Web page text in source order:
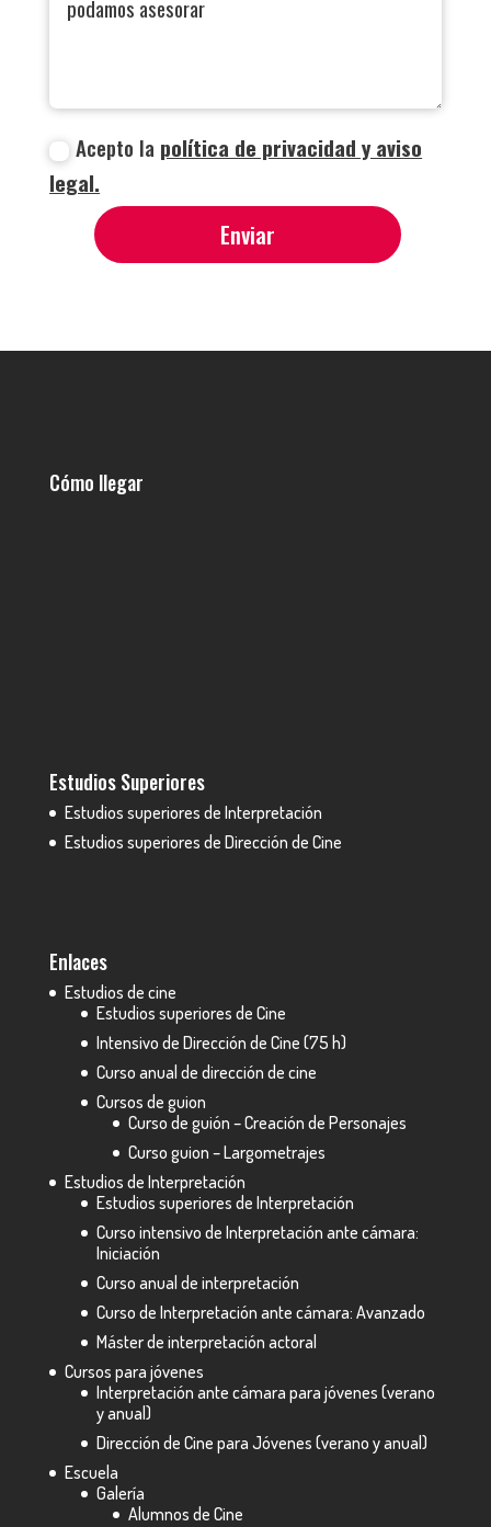
Acepto la política de privacidad y aviso
legal.
Enviar
Cómo llegar
Estudios Superiores
Estudios superiores de Interpretación
Estudios superiores de Dirección de Cine
Enlaces
Estudios de cine
Estudios superiores de Cine
Intensivo de Dirección de Cine (75 h)
Curso anual de dirección de cine
Cursos de guion
Curso de guión – Creación de Personajes
Curso guion – Largometrajes
Estudios de Interpretación
Estudios superiores de Interpretación
Curso intensivo de Interpretación ante cámara:
Iniciación
Curso anual de interpretación
Curso de Interpretación ante cámara: Avanzado
Máster de interpretación actoral
Cursos para jóvenes
Interpretación ante cámara para jóvenes (verano
y anual)
Dirección de Cine para Jóvenes (verano y anual)
Escuela
Galería
Alumnos de Cine